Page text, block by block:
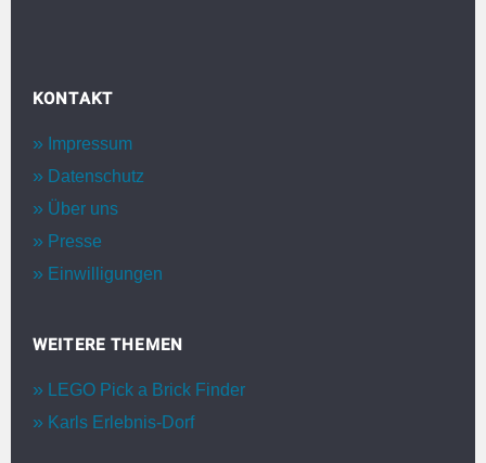
KONTAKT
Impressum
Datenschutz
Über uns
Presse
Einwilligungen
WEITERE THEMEN
LEGO Pick a Brick Finder
Karls Erlebnis-Dorf